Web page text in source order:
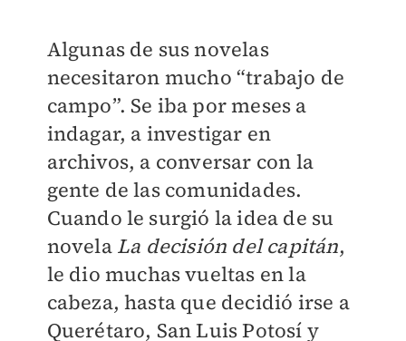
Algunas de sus novelas
necesitaron mucho “trabajo de
campo”. Se iba por meses a
indagar, a investigar en
archivos, a conversar con la
gente de las comunidades.
Cuando le surgió la idea de su
novela La decisión del capitán,
le dio muchas vueltas en la
cabeza, hasta que decidió irse a
Querétaro, San Luis Potosí y